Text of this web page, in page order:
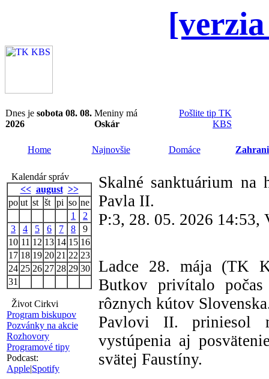
Dnes je sobota 08. 08.
2026
Meniny má
Oskár
Pošlite tip TK
KBS
Home Najnovšie Domáce
Kalendár správ
<< august >>
po ut st št pi so ne
1
2
3
4 5 6 7 8
9
10 11 12 13 14 15 16
17 18 19 20 21 22 23
24 25 26 27 28 29 30
31
Život Cirkvi
Program biskupov
Pozvánky na akcie
Rozhovory
Programové tipy
Podcast:
Apple|Spotify
Skalné sanktuárium na
Pavla II.
P:3, 28. 05. 2026 14:53,
Ladce 28. mája (TK
Butkov privítalo
rôznych kútov
Pavlovi II. priniesol
vystúpenia aj
svätej Faustíny.